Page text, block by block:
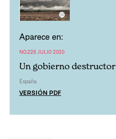
Aparece en:
NO.226 JULIO 2020
Un gobierno destructor
España
VERSIÓN PDF